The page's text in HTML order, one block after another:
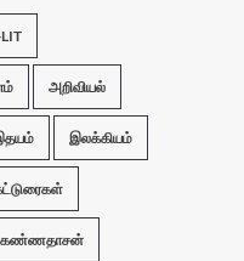
அறிவியல்
இலக்கியம்
கண்ணதாசன்